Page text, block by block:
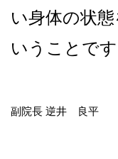
い身体の状
いうことです
副院長 逆井 良平